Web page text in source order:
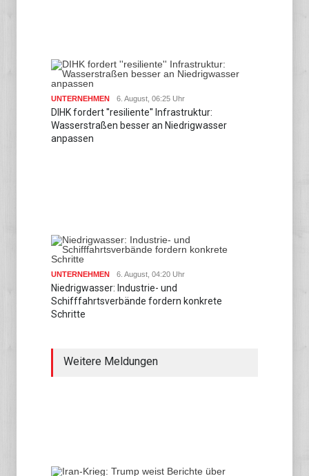
UNTERNEHMEN 6. August, 06:25 Uhr
DIHK fordert ''resiliente'' Infrastruktur:
Wasserstraßen besser an Niedrigwasser
anpassen
UNTERNEHMEN 6. August, 04:20 Uhr
Niedrigwasser: Industrie- und
Schifffahrtsverbände fordern konkrete
Schritte
Weitere Meldungen